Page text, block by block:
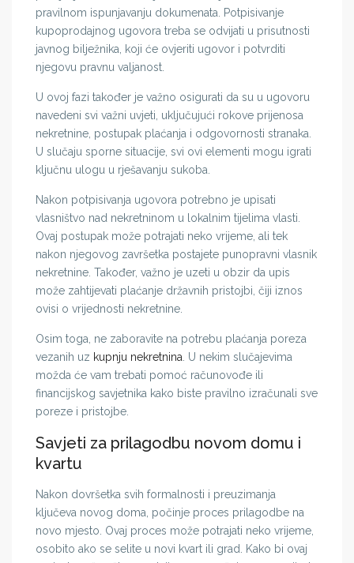
pravilnom ispunjavanju dokumenata. Potpisivanje
kupoprodajnog ugovora treba se odvijati u prisutnosti
javnog bilježnika, koji će ovjeriti ugovor i potvrditi
njegovu pravnu valjanost.
U ovoj fazi također je važno osigurati da su u ugovoru
navedeni svi važni uvjeti, uključujući rokove prijenosa
nekretnine, postupak plaćanja i odgovornosti stranaka.
U slučaju sporne situacije, svi ovi elementi mogu igrati
ključnu ulogu u rješavanju sukoba.
Nakon potpisivanja ugovora potrebno je upisati
vlasništvo nad nekretninom u lokalnim tijelima vlasti.
Ovaj postupak može potrajati neko vrijeme, ali tek
nakon njegovog završetka postajete punopravni vlasnik
nekretnine. Također, važno je uzeti u obzir da upis
može zahtijevati plaćanje državnih pristojbi, čiji iznos
ovisi o vrijednosti nekretnine.
Osim toga, ne zaboravite na potrebu plaćanja poreza
vezanih uz kupnju nekretnina . U nekim slučajevima
možda će vam trebati pomoć računovođe ili
financijskog savjetnika kako biste pravilno izračunali sve
poreze i pristojbe.
Savjeti za prilagodbu novom domu i
kvartu
Nakon dovršetka svih formalnosti i preuzimanja
ključeva novog doma, počinje proces prilagodbe na
novo mjesto. Ovaj proces može potrajati neko vrijeme,
osobito ako se selite u novi kvart ili grad. Kako bi ovaj